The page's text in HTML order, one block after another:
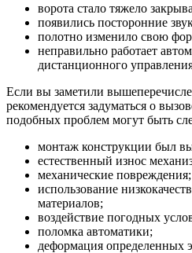
ворота стало тяжело
появились посторонние
полотно изменило свою
неправильно работает
дистанционного
Если вы заметили
рекомендуется задуматься о
подобных проблем могут быть
монтаж конструкции был
естественный износ
механические повреждения;
использование
материалов;
воздействие погодных
поломка автоматики;
деформация определенных